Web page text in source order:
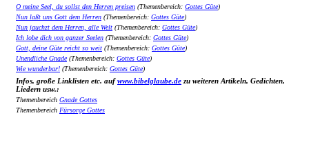
O meine Seel, du sollst den Herren preisen (Themenbereich: Gottes Güte)
Nun laßt uns Gott dem Herren (Themenbereich: Gottes Güte)
Nun jauchzt dem Herren, alle Welt (Themenbereich: Gottes Güte)
Ich lobe dich von ganzer Seelen (Themenbereich: Gottes Güte)
Gott, deine Güte reicht so weit (Themenbereich: Gottes Güte)
Unendliche Gnade(Themenbereich: Gottes Güte)
Wie wunderbar! (Themenbereich: Gottes Güte)
Infos, große Linklisten etc. aufwww.bibelglaube.de zu weiteren Artikeln, Gedichten,
Liedern usw.:
Themenbereich Gnade Gottes
Themenbereich Fürsorge Gottes